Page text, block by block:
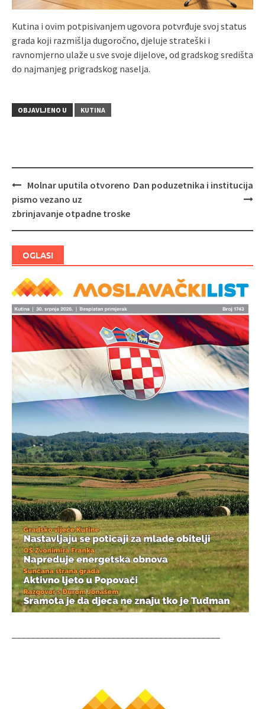
Kutina i ovim potpisivanjem ugovora potvrđuje svoj status
grada koji razmišlja dugoročno, djeluje strateški i
ravnomjerno ulaže u sve svoje dijelove, od gradskog središta
do najmanjeg prigradskog naselja.
OBJAVLJENO U KUTINA
Navigacija
objava
Molnar uputila otvoreno
pismo vezano uz
zbrinjavanje otpadne troske
Dan poduzetnika i institucija
OGLASI